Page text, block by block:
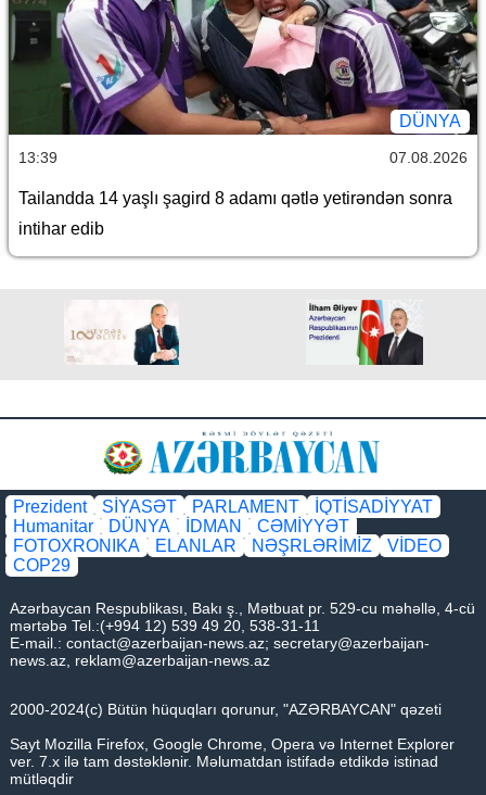
DÜNYA
13:39 07.08.2026
Tailandda 14 yaşlı şagird 8 adamı qətlə yetirəndən sonra
intihar edib
Prezident SİYASƏT PARLAMENT
İQTİSADİYYAT
Humanitar
DÜNYA İDMAN
CƏMİYYƏT
FOTOXRONIKA
ELANLAR NƏŞRLƏRİMİZ
VİDEO
COP29
Azərbaycan Respublikası, Bakı ş., Mətbuat pr. 529-cu məhəllə, 4-cü
mərtəbə Tel.:(+994 12) 539 49 20, 538-31-11
E-mail.: contact@azerbaijan-news.az; secretary@azerbaijan-
news.az, reklam@azerbaijan-news.az
2000-2024(c) Bütün hüquqları qorunur, "AZƏRBAYCAN" qəzeti
Sayt Mozilla Firefox, Google Chrome, Opera və Internet Explorer
ver. 7.x ilə tam dəstəklənir. Məlumatdan istifadə etdikdə istinad
mütləqdir